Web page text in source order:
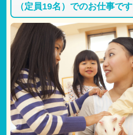
（定員19名）でのお仕事です